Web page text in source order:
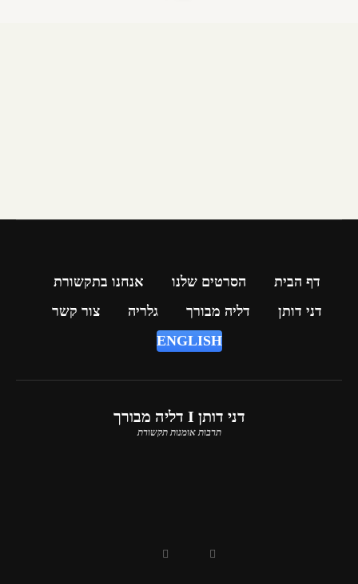
דף הבית הסרטים שלנו
אנחנו בתקשורת
דני דותן
דליה מבורך גלריה
צור קשר
ENGLISH
דני דותן I דליה מבורך
תרבות אומנות תקשורת